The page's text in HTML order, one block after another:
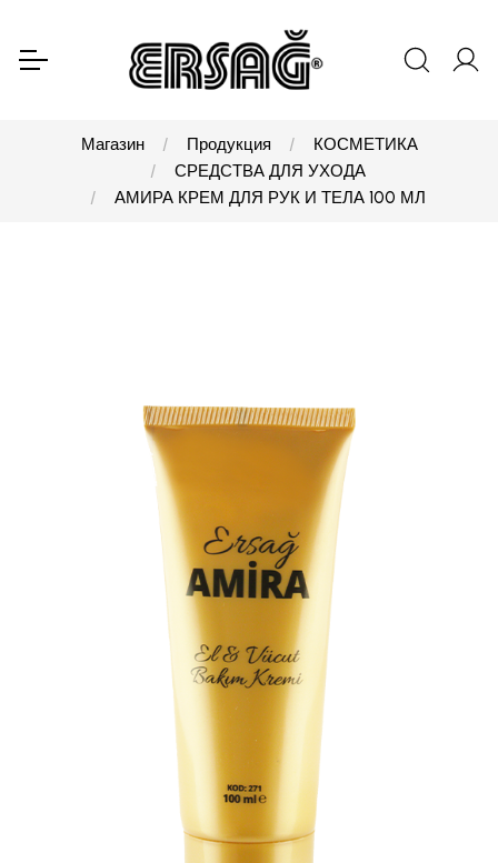
Магазин Продукция
КОСМЕТИКА
СРЕДСТВА ДЛЯ УХОДА
АМИРА КРЕМ ДЛЯ РУК И ТЕЛА 100 МЛ